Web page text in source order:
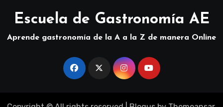
Escuela de Gastronomía AE
Aprende gastronomía de la A a la Z de manera Online